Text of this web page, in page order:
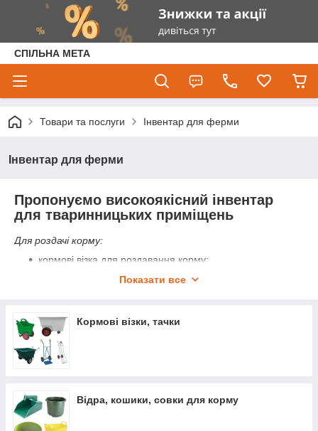
СПІЛЬНА МЕТА
Товари та послуги Інвентар для ферми
Інвентар для ферми
Пропонуємо високоякісний інвентар
для тваринницьких приміщень
Для роздачі корму:
кормові візка для роздавання корму;
відра пластикові для роздавання корму, відра
кошики пластикові гнучкі;
совки-дозатори для корму.
Для транспортування та переміщення вантажів:
візки для мішків,
візки для вивезення трупів тварин
Показати все
Кормові візки, тачки
Відра, кошики, совки для корму